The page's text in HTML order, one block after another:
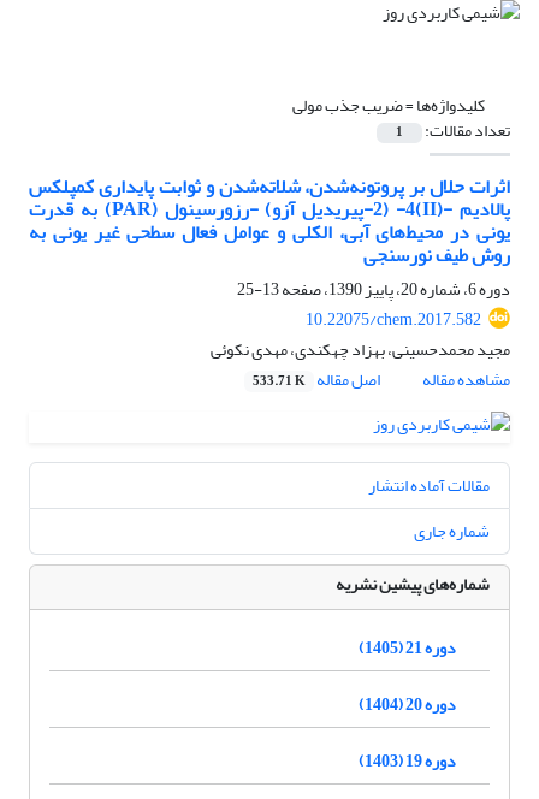
کلیدواژه‌ها =ضریب جذب مولی
تعداد مقالات: 1
اثرات حلال بر پروتونه‌شدن، شلاته‌شدن و ثوابت پایداری کمپلکس‌
پالادیم -(II)4- (2-پیریدیل آزو) -رزورسینول (PAR) به قدرت
یونی در محیط‌های آبی، الکلی و عوامل فعال سطحی غیر یونی به
روش طیف نورسنجی
دوره 6، شماره 20، پاییز 1390، صفحه
13-25
10.22075/chem.2017.582
مجید محمدحسینی، بهزاد چهکندی، مهدی نکوئی
مشاهده مقاله
اصل مقاله 533.71 K
مقالات آماده انتشار
شماره جاری
شماره‌های پیشین نشریه
دوره 21 (1405)
دوره 20 (1404)
دوره 19 (1403)